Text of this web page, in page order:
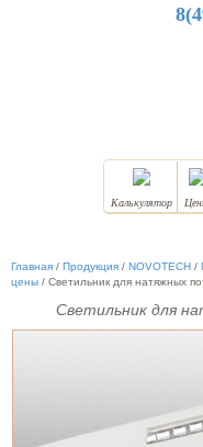
Калькулятор
Главная / Продукция / NOVOTECH /
цены / Светильник для натяжных
Светильник для